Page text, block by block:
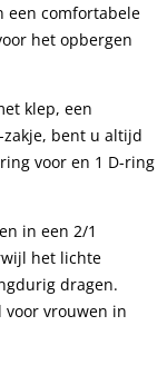
een comfortabele
het opbergen
klep, een
zakje, bent u altijd
voor en 1 D-ring
in een 2/1
het lichte
dragen.
voor vrouwen in